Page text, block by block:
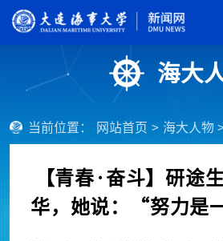
海大
当前位置： 网站首页 > 海大人物
【青春·奋斗】研途
华，她说：“努力是